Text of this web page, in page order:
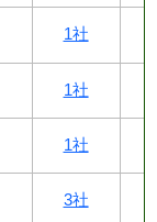
1社
1社
1社
3社